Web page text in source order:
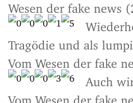
Wesen der fake news
Tragödie und als
Vom Wesen der fake
Auch
Vom Wesen der fake